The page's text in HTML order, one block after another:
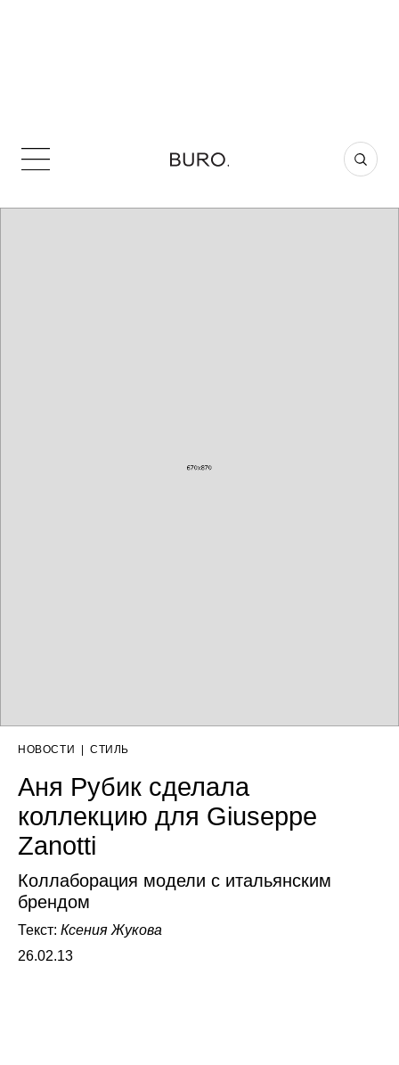
НОВОСТИ | СТИЛЬ
Аня Рубик сделала
коллекцию для Giuseppe
Zanotti
Коллаборация модели с итальянским
брендом
Текст: Ксения Жукова
26.02.13